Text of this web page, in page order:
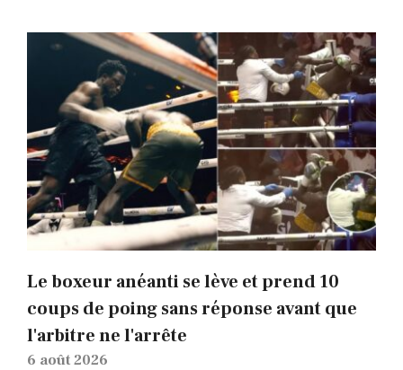
Le boxeur anéanti se lève et prend 10
coups de poing sans réponse avant que
l'arbitre ne l'arrête
6 août 2026